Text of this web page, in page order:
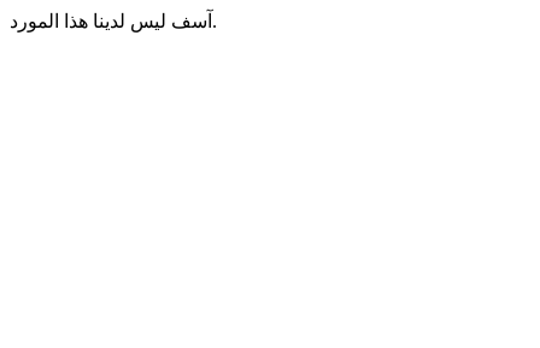
آسف ليس لدينا هذا المورد.